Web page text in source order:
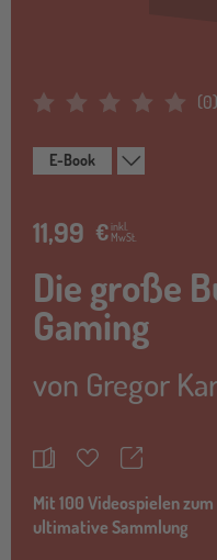
Average Rating: 0 (0)
E-Book
11,99 €inkl.
MwSt.
Die große
Gaming
von Gregor
MerkzettelTeilen
Mit 100 Videospielen
ultimative Sammlung